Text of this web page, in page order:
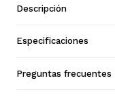
Descripción
Especificaciones
Preguntas frecuentes